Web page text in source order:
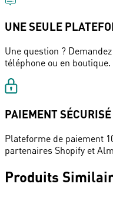
UNE SEULE
Une question ?
téléphone ou en boutique.
PAIEMENT SÉCURISÉ
Plateforme de paiement
partenaires Shopify et
Produits